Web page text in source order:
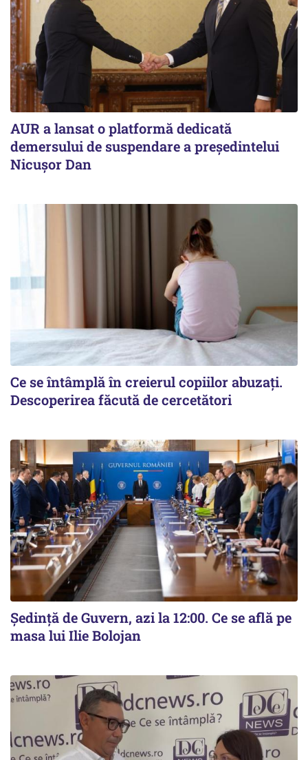
AUR a lansat o platformă dedicată
demersului de suspendare a președintelui
Nicușor Dan
Ce se întâmplă în creierul copiilor abuzați.
Descoperirea făcută de cercetători
Ședință de Guvern, azi la 12:00. Ce se află pe
masa lui Ilie Bolojan